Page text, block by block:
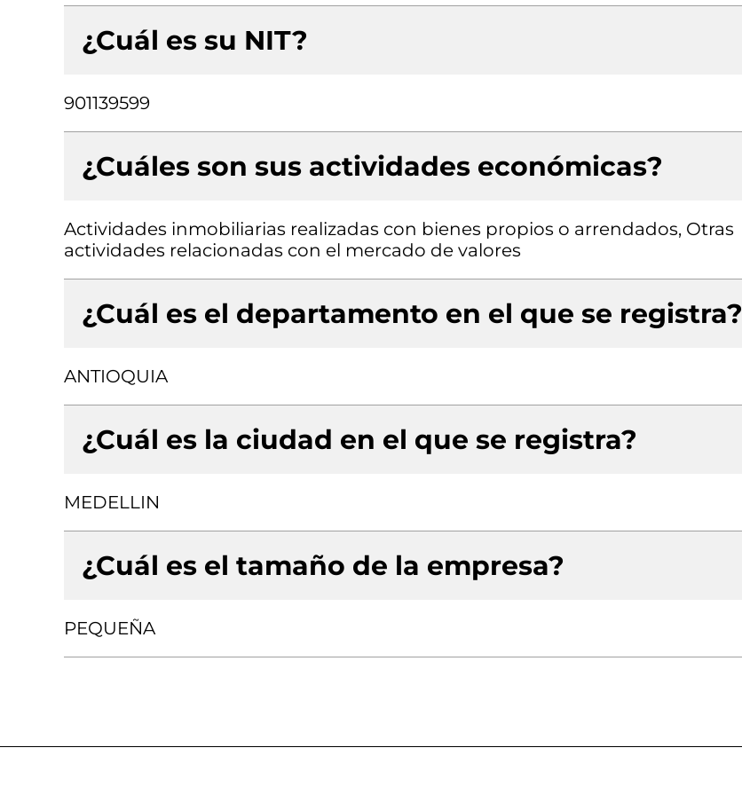
¿Cuál es su NIT?
901139599
¿Cuáles son sus actividades económicas?
Actividades inmobiliarias realizadas con bienes propios o arrendados, Otras
actividades relacionadas con el mercado de valores
¿Cuál es el departamento en el que se registra?
ANTIOQUIA
¿Cuál es la ciudad en el que se registra?
MEDELLIN
¿Cuál es el tamaño de la empresa?
PEQUEÑA